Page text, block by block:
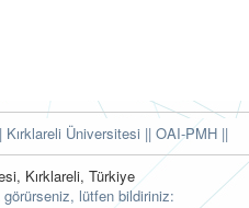
Kırklareli Üniversitesi || OAI-PMH ||
Kırklareli, Türkiye
lütfen bildiriniz: